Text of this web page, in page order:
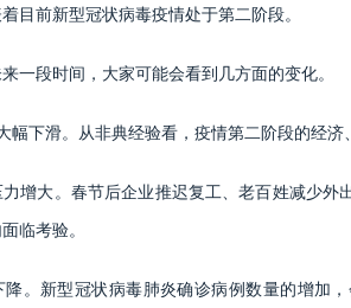
目前新型冠状病毒疫情处于第二阶段。
一段时间，大家可能会看到几方面的变化。
幅下滑。从非典经验看，疫情第二阶段的经济
增大。春节后企业推迟复工、老百姓减少
临考验。
。新型冠状病毒肺炎确诊病例数量的增加